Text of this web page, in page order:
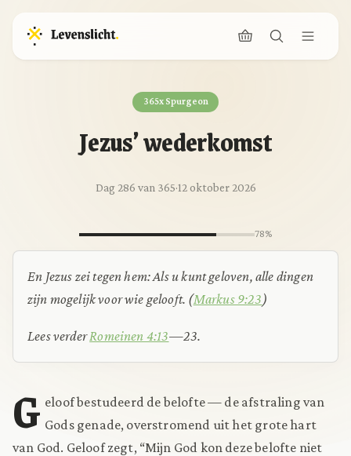
365x Spurgeon
Jezus’ wederkomst
Dag 286 van 365·12 oktober 2026
78%
En Jezus zei tegen hem: Als u kunt geloven, alle dingen
zijn mogelijk voor wie gelooft. (Markus 9:23 )
Lees verderRomeinen 4:13—23.
G eloof bestudeerd de belofte — de afstraling van
Gods genade, overstromend uit het grote hart
van God. Geloof zegt, “Mijn God kon deze belofte niet